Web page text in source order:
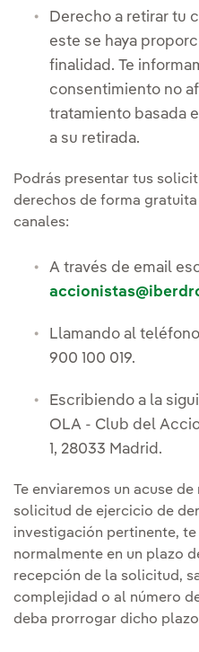
Derecho a retirar tu
este se haya
finalidad. Te
consentimiento no
tratamiento basada
a su retirada.
Podrás presentar tus
derechos de forma
canales:
A través de email
Llamando al
900 100 019.
Escribiendo a la
OLA - Club del
1, 28033 Madrid.
Te enviaremos un acuse
solicitud de ejercicio de
investigación pertinente,
normalmente en un plazo
recepción de la solicitud,
complejidad o al número
deba prorrogar dicho